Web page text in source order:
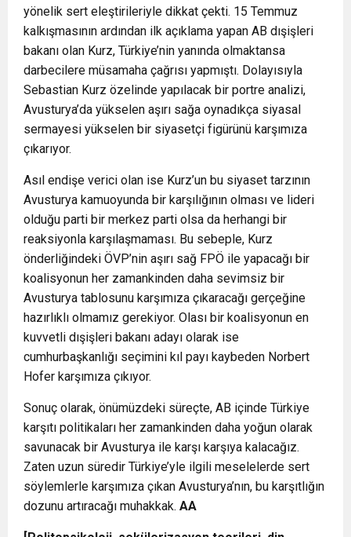
yönelik sert eleştirileriyle dikkat çekti. 15 Temmuz
kalkışmasının ardından ilk açıklama yapan AB dışişleri
bakanı olan Kurz, Türkiye’nin yanında olmaktansa
darbecilere müsamaha çağrısı yapmıştı. Dolayısıyla
Sebastian Kurz özelinde yapılacak bir portre analizi,
Avusturya’da yükselen aşırı sağa oynadıkça siyasal
sermayesi yükselen bir siyasetçi figürünü karşımıza
çıkarıyor.
Asıl endişe verici olan ise Kurz’un bu siyaset tarzının
Avusturya kamuoyunda bir karşılığının olması ve lideri
olduğu parti bir merkez parti olsa da herhangi bir
reaksiyonla karşılaşmaması. Bu sebeple, Kurz
önderliğindeki ÖVP’nin aşırı sağ FPÖ ile yapacağı bir
koalisyonun her zamankinden daha sevimsiz bir
Avusturya tablosunu karşımıza çıkaracağı gerçeğine
hazırlıklı olmamız gerekiyor. Olası bir koalisyonun en
kuvvetli dışişleri bakanı adayı olarak ise
cumhurbaşkanlığı seçimini kıl payı kaybeden Norbert
Hofer karşımıza çıkıyor.
Sonuç olarak, önümüzdeki süreçte, AB içinde Türkiye
karşıtı politikaları her zamankinden daha yoğun olarak
savunacak bir Avusturya ile karşı karşıya kalacağız.
Zaten uzun süredir Türkiye’yle ilgili meselelerde sert
söylemlerle karşımıza çıkan Avusturya’nın, bu karşıtlığın
dozunu artıracağı muhakkak. AA